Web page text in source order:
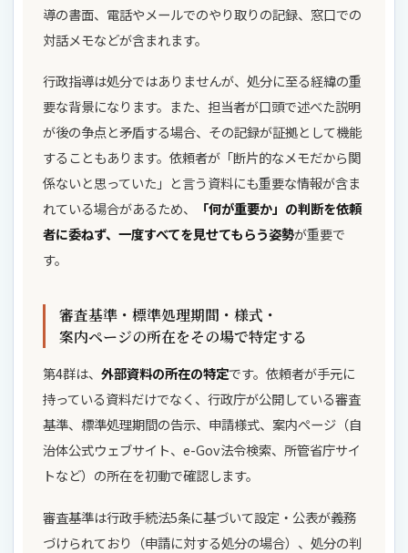
導の書面、電話やメールでのやり取りの記録、窓口での
対話メモなどが含まれます。
行政指導は処分ではありませんが、処分に至る経緯の重
要な背景になります。また、担当者が口頭で述べた説明
が後の争点と矛盾する場合、その記録が証拠として機能
することもあります。依頼者が「断片的なメモだから関
係ないと思っていた」と言う資料にも重要な情報が含ま
れている場合があるため、
「何が重要か」の判断を依頼
者に委ねず、一度すべてを見せてもらう姿勢が重要で
す。
審査基準・標準処理期間・様式・
案内ページの所在をその場で特定する
第4群は、外部資料の所在の特定です。依頼者が手元に
持っている資料だけでなく、行政庁が公開している審査
基準、標準処理期間の告示、申請様式、案内ページ（自
治体公式ウェブサイト、e-Gov法令検索、所管省庁サイ
トなど）の所在を初動で確認します。
審査基準は行政手続法5条に基づいて設定・公表が義務
づけられており（申請に対する処分の場合）、処分の判